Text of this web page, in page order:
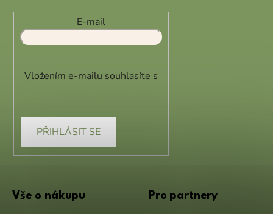
E-mail
Vložením e-mailu souhlasíte s
PŘIHLÁSIT SE
Vše o nákupu Pro partnery